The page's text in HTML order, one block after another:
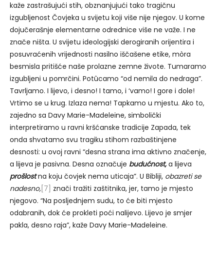
kaže zastrašujući stih, obznanjujući tako tragičnu
izgubljenost Čovjeka u svijetu koji više nije njegov. U kome
dojučerašnje elementarne odrednice više ne važe. I ne
znače ništa. U svijetu ideologijski derogiranih orijentira i
posuvraćenih vrijednosti nasilno iščašene etike, mòra
besmisla pritišće naše prolazne zemne živote. Tumaramo
izgubljeni u pomrčini. Potûcamo “od nemila do nedraga”.
Tavrljamo. I lijevo, i desno! I tamo, i ‘vamo! I gore i dole!
Vrtimo se u krug. Izlaza nema! Tapkamo u mjestu. Ako to,
zajedno sa Davy Marie-Madeleine, simbolički
interpretiramo u ravni kršćanske tradicije Zapada, tek
onda shvatamo svu tragiku stihom razbaštinjene
desnosti: u ovoj ravni “desna strana ima aktivno značenje,
a lijeva je pasivna. Desna označuje budućnost,a lijeva
prošlostna koju čovjek nema uticaja”. U Bibliji, obazreti se
nadesno, [7] znači tražiti zaštitnika, jer, tamo je mjesto
njegovo. “Na posljednjem sudu, to će biti mjesto
odabranih, dok će prokleti poći nalijevo. Lijevo je smjer
pakla, desno raja”, kaže Davy Marie-Madeleine.